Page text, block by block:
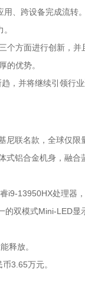
、跨设备完成流
个方面进行创新，
的优势。
，并将继续引领行业
联名款，全球仅限
式铝合金机身，融
13950HX处理器
的双模式Mini-LED
释放。
3.65万元。